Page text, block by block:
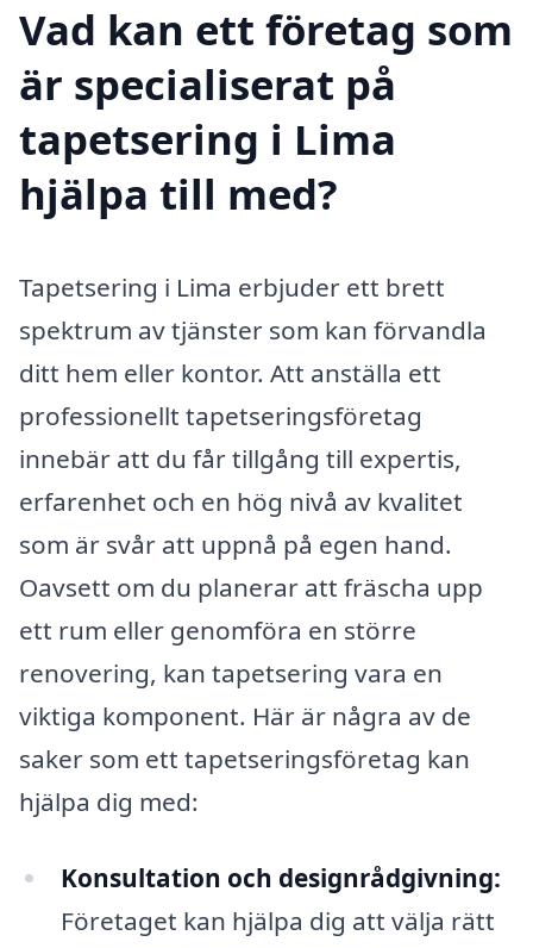
Vad kan ett företag som
är specialiserat på
tapetsering i Lima
hjälpa till med?
Tapetsering i Lima erbjuder ett brett
spektrum av tjänster som kan förvandla
ditt hem eller kontor. Att anställa ett
professionellt tapetseringsföretag
innebär att du får tillgång till expertis,
erfarenhet och en hög nivå av kvalitet
som är svår att uppnå på egen hand.
Oavsett om du planerar att fräscha upp
ett rum eller genomföra en större
renovering, kan tapetsering vara en
viktiga komponent. Här är några av de
saker som ett tapetseringsföretag kan
hjälpa dig med:
Konsultation och designrådgivning:
Företaget kan hjälpa dig att välja rätt